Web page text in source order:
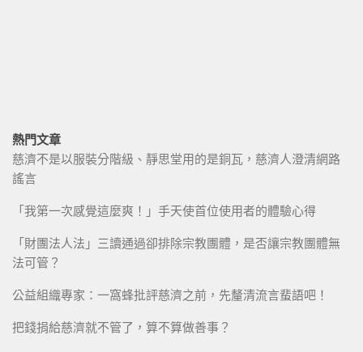
熱門文章
慈濟不是以服裝分階級、靜思堂用的是銅瓦，慈濟人澄清網路
謠言
「我第一次感覺這麼爽！」手天使首位使用者的體驗心得
「財團法人法」三讀通過卻排除宗教團體，是否讓宗教團體無
法可管？
公益組織專家：一窩蜂批評慈濟之前，先釐清流言蜚語吧！
把錢捐給慈濟就不管了，算不算做善事？